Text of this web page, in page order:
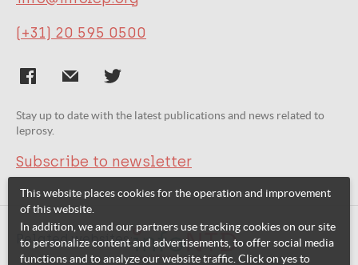
(+31) 20 595 0500
Stay up to date with the latest publications and news related to
leprosy.
Subscribe to newsletter
Related websites:
This website places cookies for the operation and improvement
of this website.
In addition, we and our partners use tracking cookies on our site
to personalize content and advertisements, to offer social media
functions and to analyze our website traffic. Click on yes to